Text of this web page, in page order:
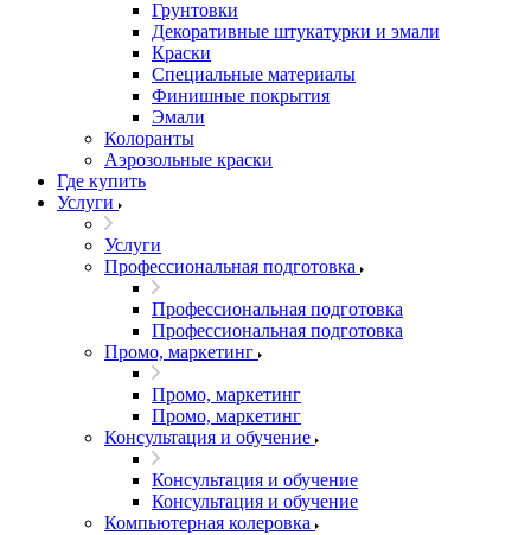
Грунтовки
Декоративные штукатурки и эмали
Краски
Специальные материалы
Финишные покрытия
Эмали
Колоранты
Аэрозольные краски
Где купить
Услуги
Услуги
Профессиональная подготовка
Профессиональная подготовка
Профессиональная подготовка
Промо, маркетинг
Промо, маркетинг
Промо, маркетинг
Консультация и обучение
Консультация и обучение
Консультация и обучение
Компьютерная колеровка